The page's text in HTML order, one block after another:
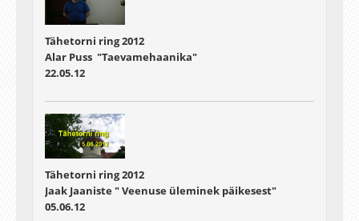
Tähetorni ring 2012
Alar Puss "Taevamehaanika"
22.05.12
Tähetorni ring 2012
Jaak Jaaniste " Veenuse üleminek päikesest"
05.06.12